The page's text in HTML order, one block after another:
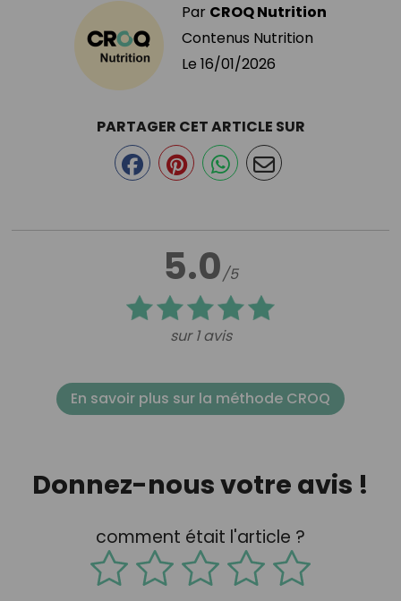
Par CROQ Nutrition
Contenus Nutrition
Le 16/01/2026
5.0/5
sur 1 avis
PARTAGER CET ARTICLE SUR
En savoir plus sur la méthode CROQ
Donnez-nous votre avis !
comment était l'article ?